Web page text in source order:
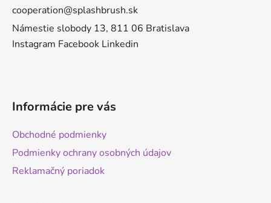
cooperation@splashbrush.sk
Námestie slobody 13, 811 06 Bratislava
Instagram Facebook Linkedin
Informácie pre vás
Obchodné podmienky
Podmienky ochrany osobných údajov
Reklamačný poriadok